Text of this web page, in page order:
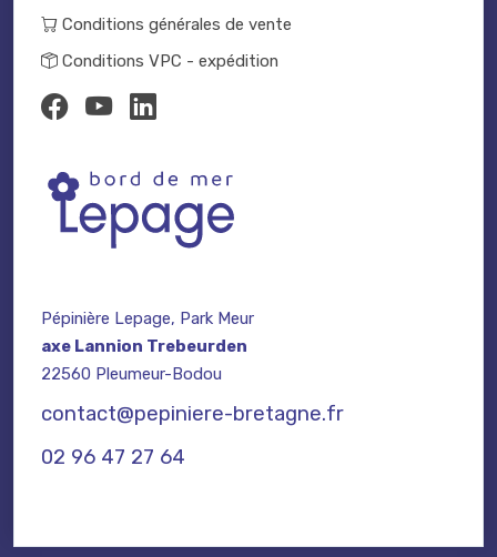
Conditions générales de vente
Conditions VPC - expédition
Pépinière Lepage, Park Meur
axe Lannion Trebeurden
22560 Pleumeur-Bodou
contact@pepiniere-bretagne.fr
02 96 47 27 64